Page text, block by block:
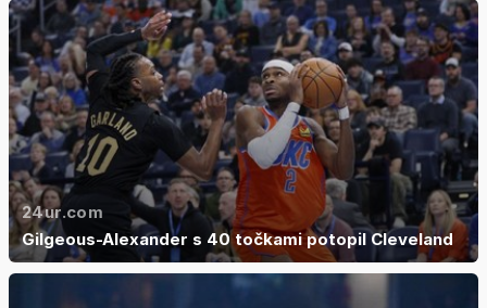
24ur.com
Gilgeous-Alexander s 40 točkami potopil Cleveland